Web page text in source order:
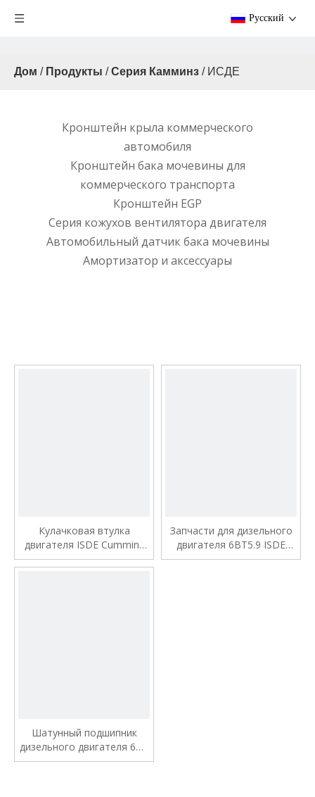
Pусский
Дом / Продукты /Серия Камминз / ИСДЕ
Кронштейн крыла коммерческого
автомобиля
Кронштейн бака мочевины для
коммерческого транспорта
Кронштейн EGP
Серия кожухов вентилятора двигателя
Автомобильный датчик бака мочевины
Амортизатор и аксессуары
Кулачковая втулка
двигателя ISDE Cummins
Втулка
Запчасти для дизельного
двигателя 6BT5.9 ISDE
Верхний главный
Шатунный подшипник
дизельного двигателя 6BT
4893693 396956